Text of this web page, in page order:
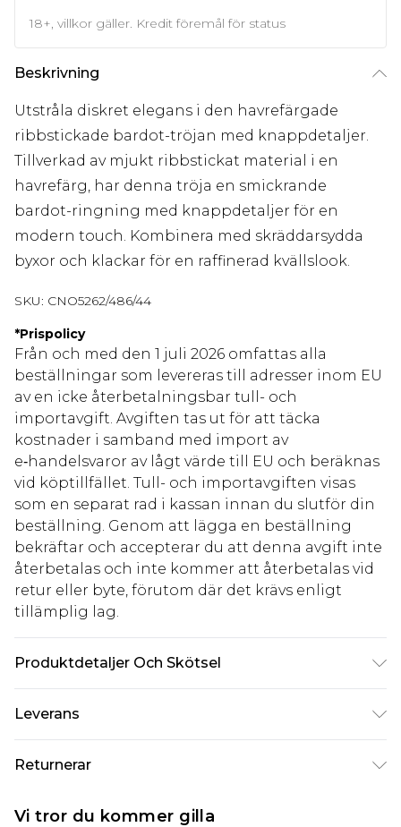
18+, villkor gäller. Kredit föremål för status
Beskrivning
Utstråla diskret elegans i den havrefärgade
ribbstickade bardot-tröjan med knappdetaljer.
Tillverkad av mjukt ribbstickat material i en
havrefärg, har denna tröja en smickrande
bardot-ringning med knappdetaljer för en
modern touch. Kombinera med skräddarsydda
byxor och klackar för en raffinerad kvällslook.
SKU: CNO5262/486/44
*Prispolicy
Från och med den 1 juli 2026 omfattas alla
beställningar som levereras till adresser inom EU
av en icke återbetalningsbar tull- och
importavgift. Avgiften tas ut för att täcka
kostnader i samband med import av
e‑handelsvaror av lågt värde till EU och beräknas
vid köptillfället. Tull- och importavgiften visas
som en separat rad i kassan innan du slutför din
beställning. Genom att lägga en beställning
bekräftar och accepterar du att denna avgift inte
återbetalas och inte kommer att återbetalas vid
retur eller byte, förutom där det krävs enligt
tillämplig lag.
Produktdetaljer Och Skötsel
Leverans
Standardleverans Sverige
kr80
Expressleverans Sverige
Returnerar
Vi tror du kommer gilla